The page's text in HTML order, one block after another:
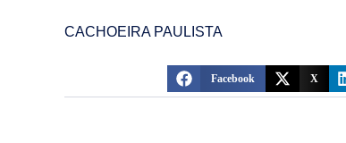
CACHOEIRA PAULISTA
Facebook X